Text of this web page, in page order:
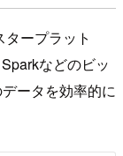
ープラット
などのビッ
ータを効率的に